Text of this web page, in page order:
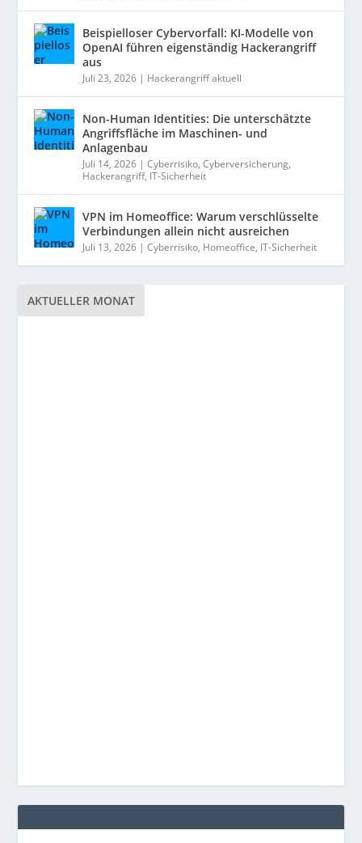
Beispielloser Cybervorfall: KI-Modelle von
OpenAI führen eigenständig Hackerangriff
aus
Juli 23, 2026 | Hackerangriff aktuell
Non-Human Identities: Die unterschätzte
Angriffsfläche im Maschinen- und
Anlagenbau
Juli 14, 2026 |Cyberrisiko,Cyberversicherung,
Hackerangriff, IT-Sicherheit
VPN im Homeoffice: Warum verschlüsselte
Verbindungen allein nicht ausreichen
Juli 13, 2026 |Cyberrisiko, Homeoffice, IT-Sicherheit
AKTUELLER MONAT